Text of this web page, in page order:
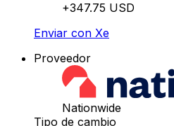
+347.75 USD
Enviar con Xe
Proveedor
Nationwide
Tipo de cambio